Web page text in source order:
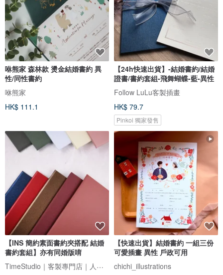
咻熊家 森林款 燙金結婚書約 異
性/同性書約
咻熊家
HK$ 111.1
【24h快速出貨】-結婚書約/結婚
證書/書約套組-飛舞蝴蝶-藍-異性
Follow LuLu客製插畫
HK$ 79.7
Pinkoi 獨家發售
【INS 簡約素面書約夾搭配 結婚
書約套組】亦有同婚版唷
TimeStudio｜客製專門店｜人生大事事務所
【快速出貨】結婚書約 一組三份
可愛插畫 異性 戶政可用
chichi_illustrations